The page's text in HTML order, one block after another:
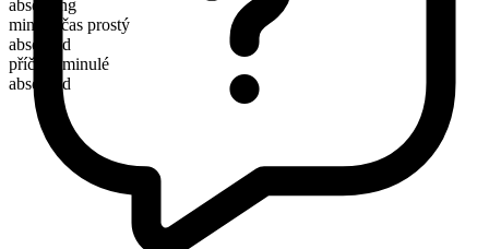
absorbing
minulý čas prostý
absorbed
příčestí minulé
absorbed